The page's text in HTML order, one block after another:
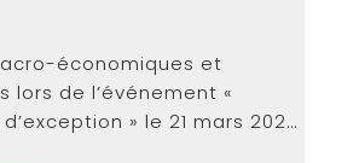
économiques et
lors de l’événement «
» le 21 mars 2024